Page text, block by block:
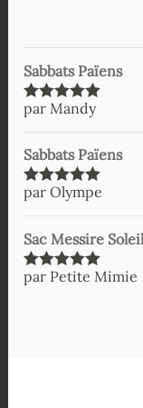
Sabbats Païens
Note5sur
par Mandy
Sabbats Païens
Note5sur
par Olympe
Sac Messire Soleil
Note5sur
par Petite Mimie